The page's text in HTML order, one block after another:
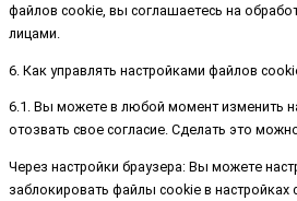
файлов cookie, вы соглашаетесь на
лицами.
6. Как управлять настройками файлов
6.1. Вы можете в любой момент изменить
отозвать свое согласие. Сделать это
Через настройки браузера: Вы можете
заблокировать файлы cookie в настройках